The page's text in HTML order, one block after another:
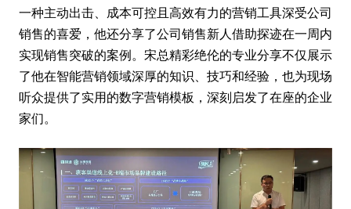
一种主动出击、成本可控且高效有力的营销工具深受公司
销售的喜爱，他还分享了公司销售新人借助探迹在一周内
实现销售突破的案例。宋总精彩绝伦的专业分享不仅展示
了他在智能营销领域深厚的知识、技巧和经验，也为现场
听众提供了实用的数字营销模板，深刻启发了在座的企业
家们。